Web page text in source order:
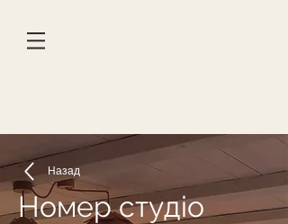
Назад
Hомер студіо